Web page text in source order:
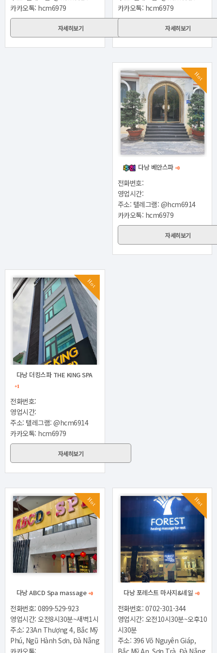
카카오톡: hcm6979
자세히보기
카카오톡: hcm6979
자세히보기
Hot
다낭 베안스파 +0
전화번호:
영업시간:
주소: 텔레그램: @hcm6914
카카오톡: hcm6979
자세히보기
Hot
다낭 더킹스파 THE KING SPA
+1
전화번호:
영업시간:
주소: 텔레그램: @hcm6914
카카오톡: hcm6979
자세히보기
Hot
다낭 ABCD Spa massage +0
전화번호: 0899-529-923
영업시간: 오전8시30분~새벽1시
주소: 23An Thượng 4, Bắc Mỹ
Phú, Ngũ Hành Sơn, Đà Nẵng
Hot
다낭 포레스트 마사지&네일 +0
전화번호: 0702-301-344
영업시간: 오전10시30분~오후10
시30분
주소: 396 Võ Nguyên Giáp,